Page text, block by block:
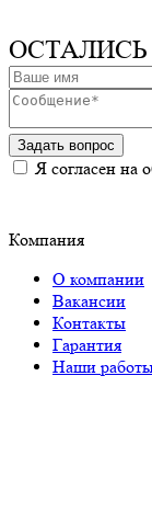
Задать вопрос
Я согласен на
Компания
О компании
Вакансии
Контакты
Гарантия
Наши